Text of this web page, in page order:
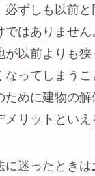
必ずしも以前
ではありませ
が以前よりも
なってしまうこ
ために建物の解
メリットといえ
に迷ったときは